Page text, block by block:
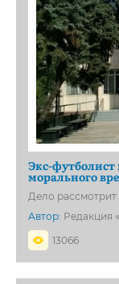
Экс-
морального
Дело
Автор: Редакция
13066